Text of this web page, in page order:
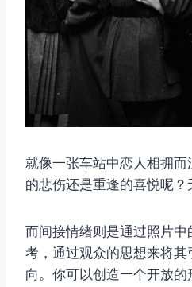
就像一张车站中恋人相拥
的悲伤还是重逢的喜悦呢？
而间接情绪则是通过照片
考，通过观众的思想来将
向。你可以创造一个开放